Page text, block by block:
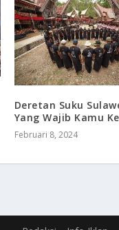
Deretan Suku
Yang Wajib Kamu
Februari 8, 2024